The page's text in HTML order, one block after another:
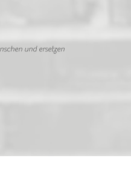
und ersetzen